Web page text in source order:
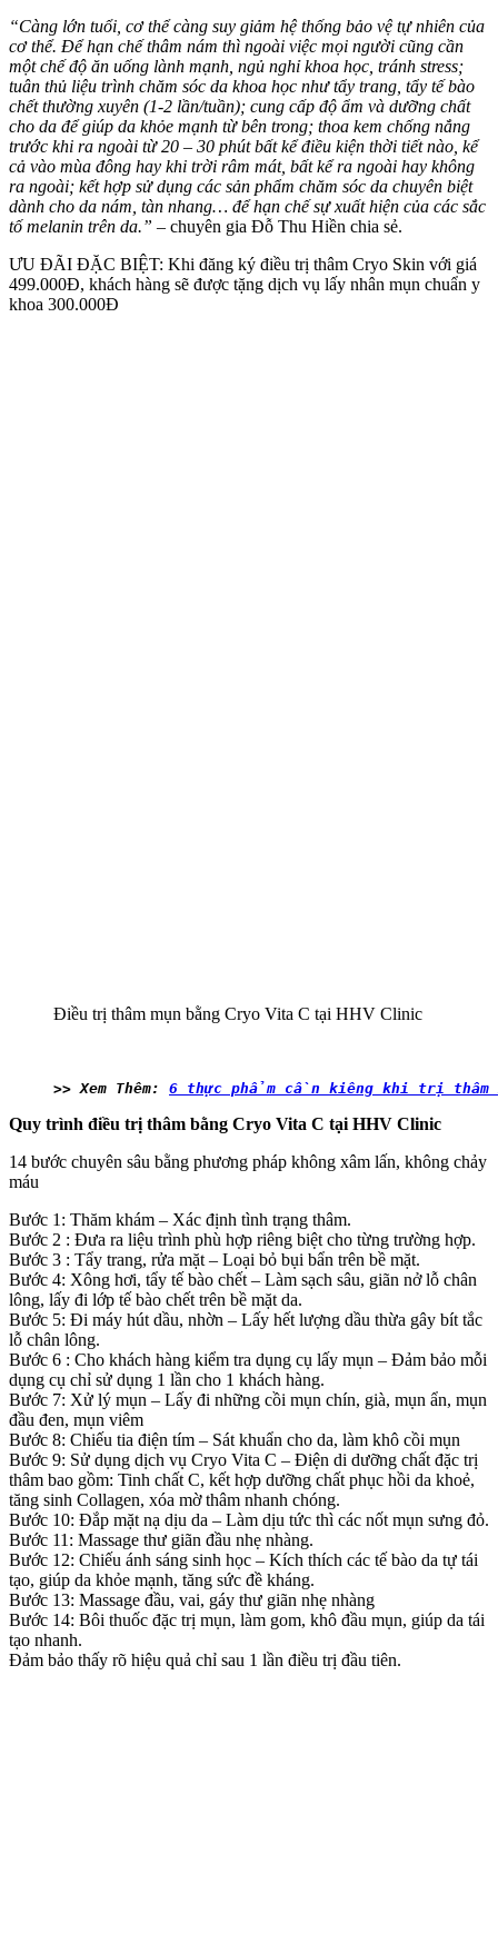
“Càng lớn tuổi, cơ thể càng suy giảm hệ thống bảo vệ tự nhiên của
cơ thể. Để hạn chế thâm nám thì ngoài việc mọi người cũng cần
một chế độ ăn uống lành mạnh, ngủ nghỉ khoa học, tránh stress;
tuân thủ liệu trình chăm sóc da khoa học như tẩy trang, tẩy tế bào
chết thường xuyên (1-2 lần/tuần); cung cấp độ ẩm và dưỡng chất
cho da để giúp da khỏe mạnh từ bên trong; thoa kem chống nắng
trước khi ra ngoài từ 20 – 30 phút bất kể điều kiện thời tiết nào, kể
cả vào mùa đông hay khi trời râm mát, bất kể ra ngoài hay không
ra ngoài; kết hợp sử dụng các sản phẩm chăm sóc da chuyên biệt
dành cho da nám, tàn nhang… để hạn chế sự xuất hiện của các sắc
tố melanin trên da.” – chuyên gia Đỗ Thu Hiền chia sẻ.
ƯU ĐÃI ĐẶC BIỆT: Khi đăng ký điều trị thâm Cryo Skin với giá
499.000Đ, khách hàng sẽ được tặng dịch vụ lấy nhân mụn chuẩn y
khoa 300.000Đ
Điều trị thâm mụn bằng Cryo Vita C tại HHV Clinic
>> Xem Thêm: 6 thực phẩm cần kiêng khi trị thâm
Quy trình điều trị thâm bằng Cryo Vita C tại HHV Clinic
14 bước chuyên sâu bằng phương pháp không xâm lấn, không chảy
máu
Bước 1: Thăm khám – Xác định tình trạng thâm.
Bước 2 : Đưa ra liệu trình phù hợp riêng biệt cho từng trường hợp.
Bước 3 : Tẩy trang, rửa mặt – Loại bỏ bụi bẩn trên bề mặt.
Bước 4: Xông hơi, tẩy tế bào chết – Làm sạch sâu, giãn nở lỗ chân
lông, lấy đi lớp tế bào chết trên bề mặt da.
Bước 5: Đi máy hút dầu, nhờn – Lấy hết lượng dầu thừa gây bít tắc
lỗ chân lông.
Bước 6 : Cho khách hàng kiểm tra dụng cụ lấy mụn – Đảm bảo mỗi
dụng cụ chỉ sử dụng 1 lần cho 1 khách hàng.
Bước 7: Xử lý mụn – Lấy đi những cồi mụn chín, già, mụn ẩn, mụn
đầu đen, mụn viêm
Bước 8: Chiếu tia điện tím – Sát khuẩn cho da, làm khô cồi mụn
Bước 9: Sử dụng dịch vụ Cryo Vita C – Điện di dưỡng chất đặc trị
thâm bao gồm: Tinh chất C, kết hợp dưỡng chất phục hồi da khoẻ,
tăng sinh Collagen, xóa mờ thâm nhanh chóng.
Bước 10: Đắp mặt nạ dịu da – Làm dịu tức thì các nốt mụn sưng đỏ.
Bước 11: Massage thư giãn đầu nhẹ nhàng.
Bước 12: Chiếu ánh sáng sinh học – Kích thích các tế bào da tự tái
tạo, giúp da khỏe mạnh, tăng sức đề kháng.
Bước 13: Massage đầu, vai, gáy thư giãn nhẹ nhàng
Bước 14: Bôi thuốc đặc trị mụn, làm gom, khô đầu mụn, giúp da tái
tạo nhanh.
Đảm bảo thấy rõ hiệu quả chỉ sau 1 lần điều trị đầu tiên.